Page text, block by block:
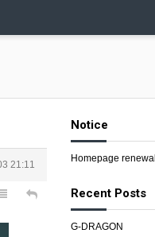
21:11
Notice
Homepage renewal
Recent Posts
G-DRAGON